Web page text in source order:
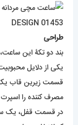
طراحی
بند دو تکۀ این
یکی از دلایل
قسمت زیرین قاب یک
مصرف کننده را
در قسمت قفل، یک